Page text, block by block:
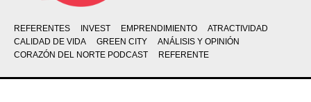
REFERENTES INVEST EMPRENDIMIENTO
ATRACTIVIDAD
CALIDAD DE VIDA
GREEN CITY
ANÁLISIS Y OPINIÓN
CORAZÓN DEL NORTE PODCAST
REFERENTE